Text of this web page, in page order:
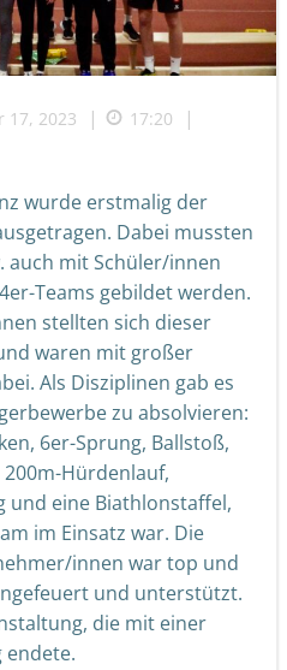
17, 2023 | 17:20 |
wurde erstmalig der
Dabei mussten
auch mit Schüler/innen
Teams gebildet werden.
stellten sich dieser
waren mit großer
Als Disziplinen gab es
zu absolvieren:
6er-Sprung, Ballstoß,
Hürdenlauf,
eine Biathlonstaffel,
im Einsatz war. Die
innen war top und
und unterstützt.
die mit einer
endete.